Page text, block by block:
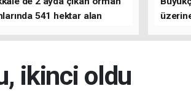
541 hektar alan
ikinci oldu